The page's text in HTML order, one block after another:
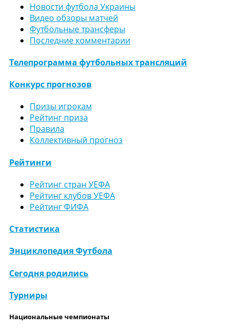
Новости футбола Украины
Видео обзоры матчей
Футбольные трансферы
Последние комментарии
Телепрограмма футбольных трансляций
Конкурс прогнозов
Призы игрокам
Рейтинг приза
Правила
Коллективный прогноз
Рейтинги
Рейтинг стран УЕФА
Рейтинг клубов УЕФА
Рейтинг ФИФА
Статистика
Энциклопедия Футбола
Сегодня родились
Турниры
Национальные чемпионаты